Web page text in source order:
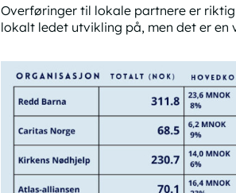
Overføringer til lokale partnere er
lokalt ledet utvikling på, men det er